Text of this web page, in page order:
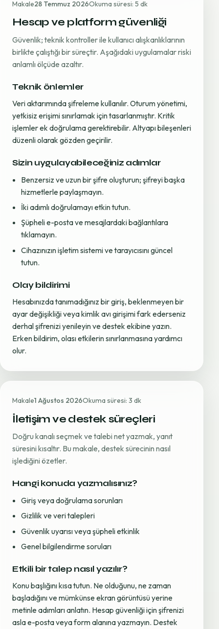
Makale28 Temmuz 2026Okuma süresi: 5 dk
Hesap ve platform güvenliği
Güvenlik; teknik kontroller ile kullanıcı alışkanlıklarının
birlikte çalıştığı bir süreçtir. Aşağıdaki uygulamalar riski
anlamlı ölçüde azaltır.
Teknik önlemler
Veri aktarımında şifreleme kullanılır. Oturum yönetimi,
yetkisiz erişimi sınırlamak için tasarlanmıştır. Kritik
işlemler ek doğrulama gerektirebilir. Altyapı bileşenleri
düzenli olarak gözden geçirilir.
Sizin uygulayabileceğiniz adımlar
Benzersiz ve uzun bir şifre oluşturun; şifreyi başka
hizmetlerle paylaşmayın.
İki adımlı doğrulamayı etkin tutun.
Şüpheli e-posta ve mesajlardaki bağlantılara
tıklamayın.
Cihazınızın işletim sistemi ve tarayıcısını güncel
tutun.
Olay bildirimi
Hesabınızda tanımadığınız bir giriş, beklenmeyen bir
ayar değişikliği veya kimlik avı girişimi fark ederseniz
derhal şifrenizi yenileyin ve destek ekibine yazın.
Erken bildirim, olası etkilerin sınırlanmasına yardımcı
olur.
Makale1 Ağustos 2026Okuma süresi: 3 dk
İletişim ve destek süreçleri
Doğru kanalı seçmek ve talebi net yazmak, yanıt
süresini kısaltır. Bu makale, destek sürecinin nasıl
işlediğini özetler.
Hangi konuda yazmalısınız?
Giriş veya doğrulama sorunları
Gizlilik ve veri talepleri
Güvenlik uyarısı veya şüpheli etkinlik
Genel bilgilendirme soruları
Etkili bir talep nasıl yazılır?
Konu başlığını kısa tutun. Ne olduğunu, ne zaman
başladığını ve mümkünse ekran görüntüsü yerine
metinle adımları anlatın. Hesap güvenliği için şifrenizi
asla e-posta veya form alanına yazmayın. Destek